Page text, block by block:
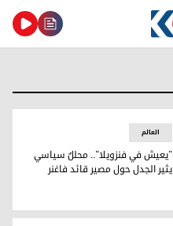
العالم
"يعيش في فنزويلا".. محللٌ سياسي
يثير الجدل حول مصير قائد فاغنر